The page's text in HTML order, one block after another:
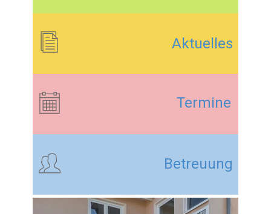
Aktuelles
Termine
Betreuung